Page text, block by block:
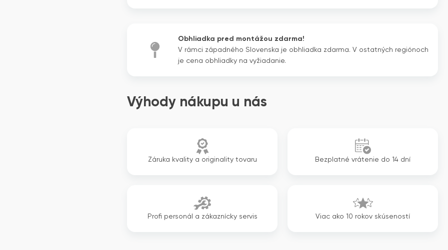
378€.
034€.
Obhliadka pred montážou zdarma!
V rámci západného Slovenska je obhliadka zdarma. V ostatných regiónoch
je cena obhliadky na vyžiadanie.
Výhody nákupu u nás
Záruka kvality a originality tovaru Bezplatné vrátenie do 14 dní
Profi personál a zákaznícky servis Viac ako 10 rokov skúseností